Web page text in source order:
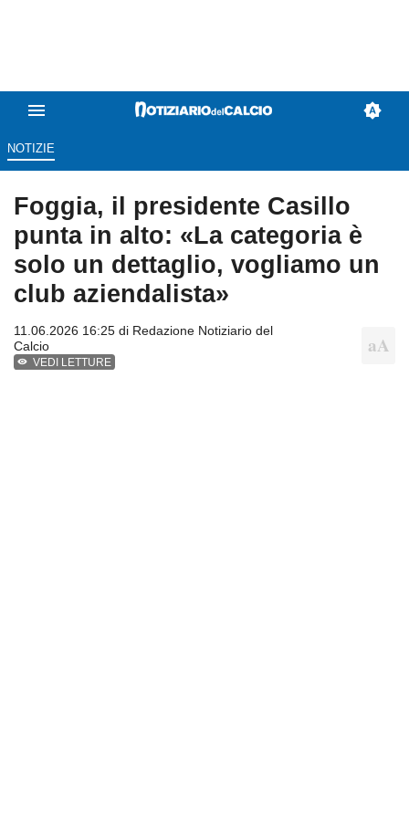
NOTIZIE
Foggia, il presidente Casillo
punta in alto: «La categoria è
solo un dettaglio, vogliamo un
club aziendalista»
11.06.2026 16:25 di Redazione Notiziario del
Calcio
VEDI LETTURE